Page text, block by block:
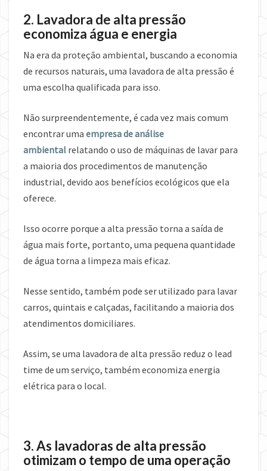
2. Lavadora de alta pressão
economiza água e energia
Na era da proteção ambiental, buscando a economia
de recursos naturais, uma lavadora de alta pressão é
uma escolha qualificada para isso.
Não surpreendentemente, é cada vez mais comum
encontrar uma empresa de análise
ambiental relatando o uso de máquinas de lavar para
a maioria dos procedimentos de manutenção
industrial, devido aos benefícios ecológicos que ela
oferece.
Isso ocorre porque a alta pressão torna a saída de
água mais forte, portanto, uma pequena quantidade
de água torna a limpeza mais eficaz.
Nesse sentido, também pode ser utilizado para lavar
carros, quintais e calçadas, facilitando a maioria dos
atendimentos domiciliares.
Assim, se uma lavadora de alta pressão reduz o lead
time de um serviço, também economiza energia
elétrica para o local.
3. As lavadoras de alta pressão
otimizam o tempo de uma operação